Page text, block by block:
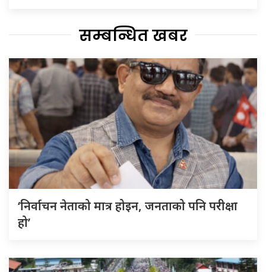
सम्बन्धित खबर
‘निर्वाचन नेताको मात्र होइन, जनताको पनि परीक्षा
हो’